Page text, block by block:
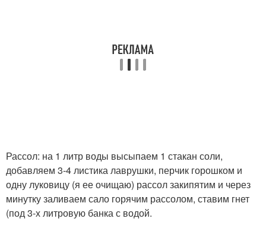
Рассол: на 1 литр воды высыпаем 1 стакан соли,
добавляем 3-4 листика лаврушки, перчик горошком и
одну луковицу (я ее очищаю) рассол закипятим и через
минутку заливаем сало горячим рассолом, ставим гнет
(под 3-х литровую банка с водой.